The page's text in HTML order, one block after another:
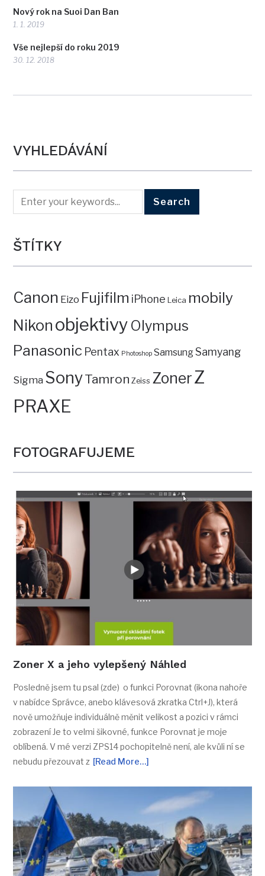
Nový rok na Suoi Dan Ban
1. 1. 2019
Vše nejlepší do roku 2019
30. 12. 2018
VYHLEDÁVÁNÍ
ŠTÍTKY
Canon Eizo Fujifilm iPhone Leica mobily
Nikon objektivy Olympus
Panasonic Pentax Photoshop SamsungSamyang
Sigma SonyTamron Zeiss ZonerZ
PRAXE
FOTOGRAFUJEME
Zoner X a jeho vylepšený Náhled
Posledně jsem tu psal (zde) o funkci Porovnat (ikona nahoře
v nabídce Správce, anebo klávesová zkratka Ctrl+J), která
nově umožňuje individuálně měnit velikost a pozici v rámci
zobrazení Je to velmi šikovné, funkce Porovnat je moje
oblíbená. V mé verzi ZPS14 pochopitelně není, ale kvůli ní se
nebudu přezouvat z [Read More…]